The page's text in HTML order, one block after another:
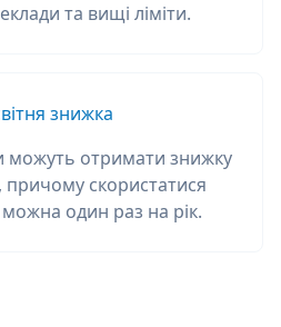
та вищі ліміти.
знижка
можуть отримати знижку
скористатися
один раз на рік.